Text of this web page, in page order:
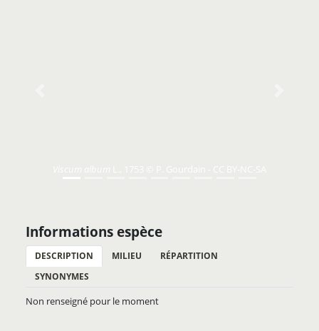
Informations espèce
DESCRIPTION MILIEU
RÉPARTITION
SYNONYMES
Non renseigné pour le moment